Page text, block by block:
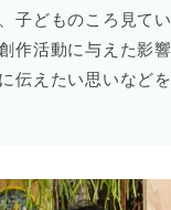
子どものころ見て
作活動に与えた影
伝えたい思いなど